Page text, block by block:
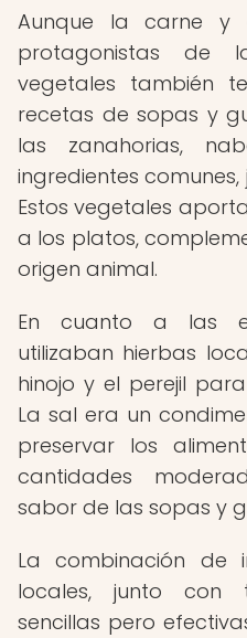
Aunque la carne y
protagonistas de
vegetales también
recetas de sopas y
las zanahorias,
ingredientes
Estos vegetales
a los platos,
origen animal.
En cuanto a las
utilizaban hierbas
hinojo y el perejil
La sal era un
preservar los
cantidades
sabor de las sopas y
La combinación de
locales, junto con
sencillas pero